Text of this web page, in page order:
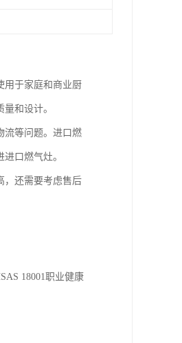
用于家庭和商业厨
和设计。
流等问题。进口燃
口燃气灶。
，还需要考虑售后
18001职业健康